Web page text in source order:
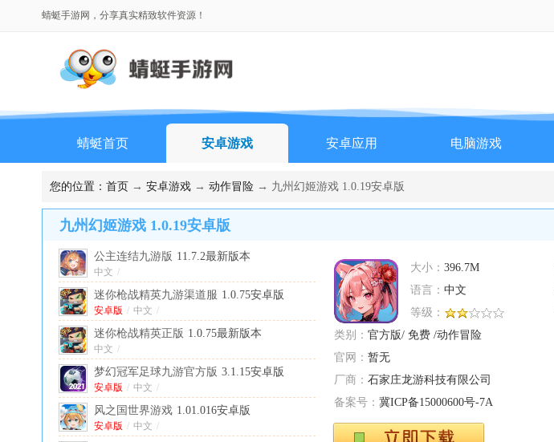
蜻蜓手游网，分享真实精致软件资源！
蜻蜓首页 安卓游戏 安卓应用 电脑游戏
排行榜
您的位置： 首页 → 安卓游戏 → 动作冒险 → 九州幻姬游戏 1.0.19安卓版
九州幻姬游戏 1.0.19安卓版
大小： 396.7M
语言： 中文
等级：
类别： 官方版/ 免费 /动作冒险
官网： 暂无
厂商： 石家庄龙游科技有限公司
备案号： 冀ICP备15000600号-7A
公主连结九游版 11.7.2最新版本
中文 /
迷你枪战精英九游渠道服 1.0.75安卓版
安卓版 / 中文 /
迷你枪战精英正版 1.0.75最新版本
中文 /
梦幻冠军足球九游官方版 3.1.15安卓版
安卓版 / 中文 /
风之国世界游戏 1.01.016安卓版
安卓版 / 中文 /